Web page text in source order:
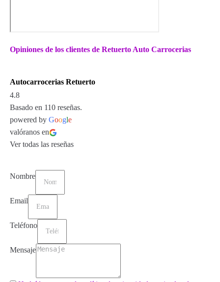
Opiniones de los clientes de Retuerto Auto Carrocerias
Autocarrocerias Retuerto
4.8
Basado en 110 reseñas.
powered by Google
valóranos en
Ver todas las reseñas
Nombre
Email
Teléfono
Mensaje